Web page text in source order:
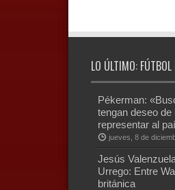
LO ÚLTIMO:
Pékerman:
tengan deseo
representar al
jueves, 8 de
Jesús
Urrego: Entre
británica